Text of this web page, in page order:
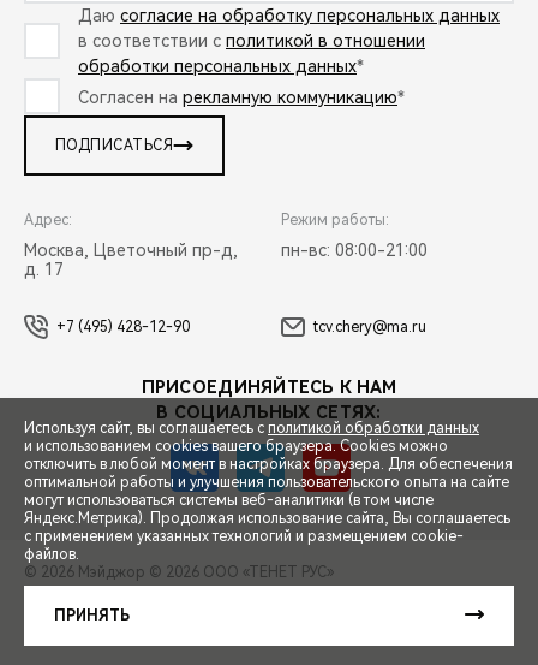
СПЕЦПРЕДЛОЖЕНИЯ
ЗАПИСЬ НА ТЕСТ-ДРАЙВ
Даю согласие на обработку персональных данных
в соответствии с политикой в отношении
обработки персональных данных*
Согласен на рекламную коммуникацию*
ПОДПИСАТЬСЯ
Адрес:
Москва, Цветочный пр-д,
д. 17
Режим работы:
пн-вс: 08:00-21:00
+7 (495) 428-12-90 tcv.chery@ma.ru
ПРИСОЕДИНЯЙТЕСЬ К НАМ
В СОЦИАЛЬНЫХ СЕТЯХ:
© 2026 Мэйджор © 2026 ООО «ТЕНЕТ РУС»
Сделано в ПЕРКС
Используя сайт, вы соглашаетесь с политикой обработки данных
и использованием cookies вашего браузера. Cookies можно
отключить в любой момент в настройках браузера. Для обеспечения
оптимальной работы и улучшения пользовательского опыта на сайте
могут использоваться системы веб-аналитики (в том числе
Яндекс.Метрика). Продолжая использование сайта, Вы соглашаетесь
с применением указанных технологий и размещением cookie-
файлов.
ПРИНЯТЬ